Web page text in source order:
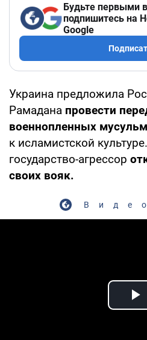
Будьте первыми
подпишитесь на
Google
Украина предложила
Рамадана провести
военнопленных
к исламистской
государство-агрессор
своих вояк.